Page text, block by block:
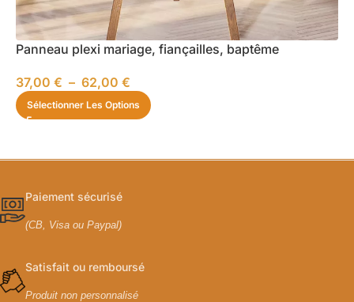
Panneau plexi mariage, fiançailles, baptême
37,00 € – 62,00 €
Sélectionner Les Options
Paiement sécurisé
(CB, Visa ou Paypal)
Satisfait ou remboursé
Produit non personnalisé